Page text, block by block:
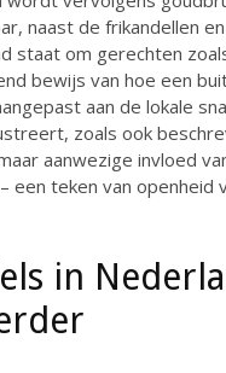
naast de frikandellen
staat om gerechten
bewijs van hoe een
aan de lokale
zoals ook
aanwezige invloed
teken van openheid
in